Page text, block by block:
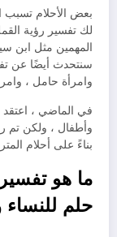
بعض الأحلام تسبب
لك تفسير رؤية
المهمين مثل ابن
سنتحدث أيضًا عن
وامرأة حامل ،
في الماضي ،
وأطفال ، ولكن تم
بناءً على أحلام
ما هو
حلم للنساء